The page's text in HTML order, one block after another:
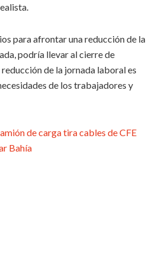
para afrontar una reducción de la
podría llevar al cierre de
de la jornada laboral es
de los trabajadores y
de carga tira cables de CFE
Bahía